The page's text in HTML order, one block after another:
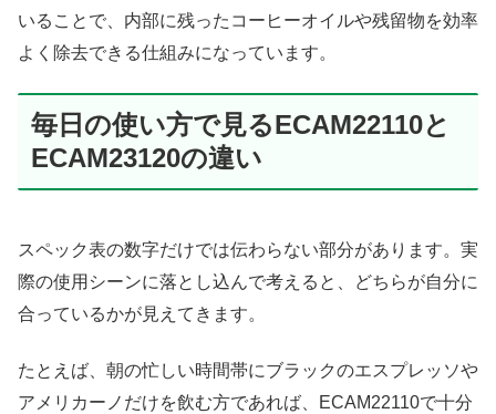
いることで、内部に残ったコーヒーオイルや残留物を効率
よく除去できる仕組みになっています。
毎日の使い方で見るECAM22110と
ECAM23120の違い
スペック表の数字だけでは伝わらない部分があります。実
際の使用シーンに落とし込んで考えると、どちらが自分に
合っているかが見えてきます。
たとえば、朝の忙しい時間帯にブラックのエスプレッソや
アメリカーノだけを飲む方であれば、ECAM22110で十分